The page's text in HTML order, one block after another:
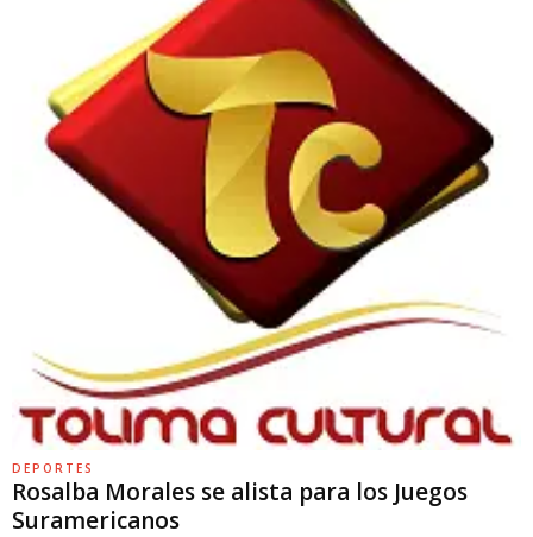
DEPORTES
Rosalba Morales se alista para los Juegos
Suramericanos